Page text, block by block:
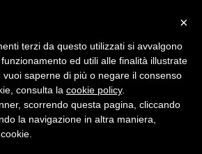
×
terzi da questo utilizzati si avvalgono
ed utili alle finalità illustrate
vuoi saperne di più o negare il consenso
consulta la cookie policy.
scorrendo questa pagina, cliccando
la navigazione in altra maniera,